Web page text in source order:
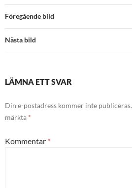
Föregående bild
Nästa bild
LÄMNA ETT SVAR
Din e-postadress kommer inte publiceras.
märkta *
Kommentar *